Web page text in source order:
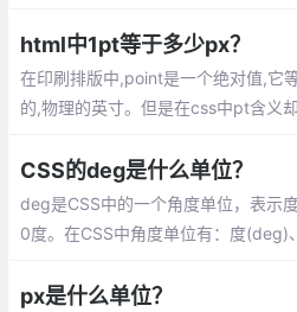
一个表格
html中1pt等于多少px？
在印刷排版中,point是一个绝对值,它
的,物理的英寸。但是在css中pt含义
上显示
CSS的deg是什么单位？
deg是CSS中的一个角度单位，表示
0度。在CSS中角度单位有：度(deg)
px是什么单位？